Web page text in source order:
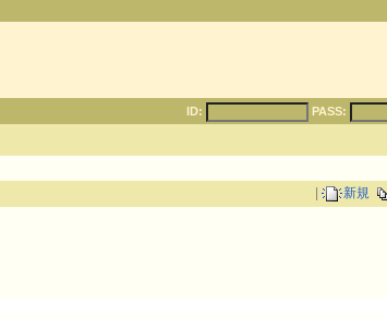
ID: PASS:
新規